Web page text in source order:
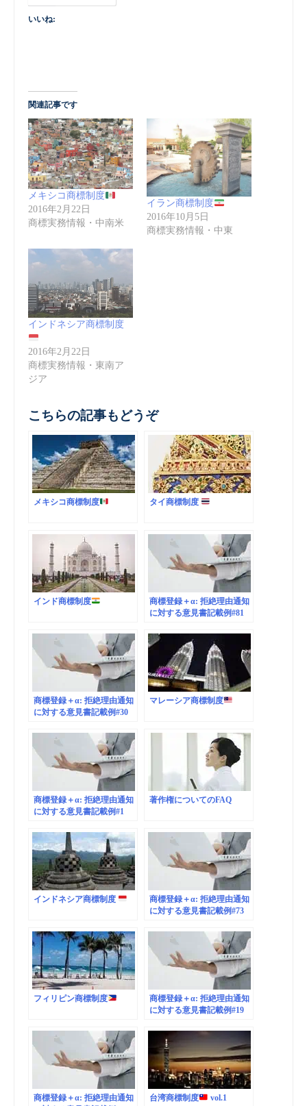
いいね:
関連記事です
メキシコ商標制度
2016年2月22日
商標実務情報・中南米
イラン商標制度
2016年10月5日
商標実務情報・中東
インドネシア商標制度
2016年2月22日
商標実務情報・東南ア
ジア
こちらの記事もどうぞ
メキシコ商標制度 タイ商標制度
インド商標制度
商標登録＋α: 拒絶理由通知
に対する意見書記載例#81
商標登録＋α: 拒絶理由通知
に対する意見書記載例#30
マレーシア商標制度
商標登録＋α: 拒絶理由通知
に対する意見書記載例#1
著作権についてのFAQ
インドネシア商標制度
商標登録＋α: 拒絶理由通知
に対する意見書記載例#73
フィリピン商標制度
商標登録＋α: 拒絶理由通知
に対する意見書記載例#19
商標登録＋α: 拒絶理由通知
台湾商標制度 vol.1